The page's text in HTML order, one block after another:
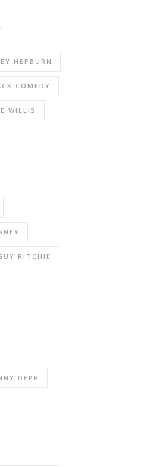
HEPBURN
COMEDY
WILLIS
RITCHIE
DEPP